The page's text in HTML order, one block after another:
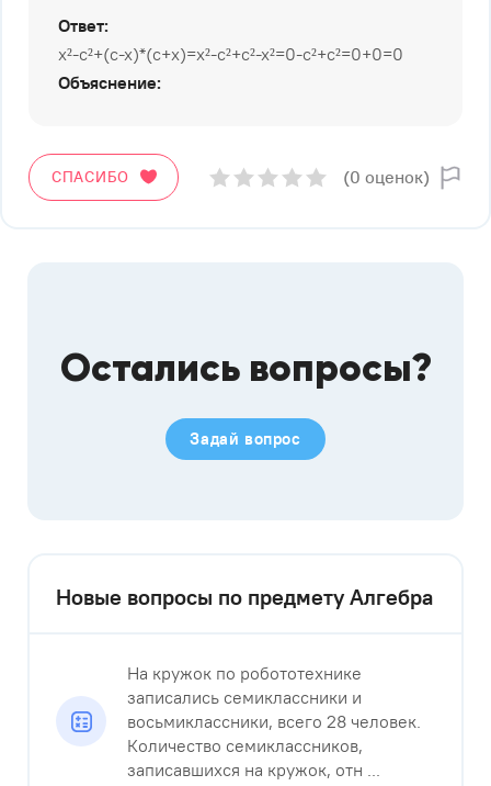
Ответ:
x²-c²+(c-x)*(c+x)=x²-c²+c²-x²=0-c²+c²=0+0=0
Объяснение:
СПАСИБО (0 оценок)
Остались вопросы?
Задай вопрос
Новые вопросы по предмету Алгебра
На кружок по робототехнике
записались семиклассники и
восьмиклассники, всего 28 человек.
Количество семиклассников,
записавшихся на кружок, отн ...